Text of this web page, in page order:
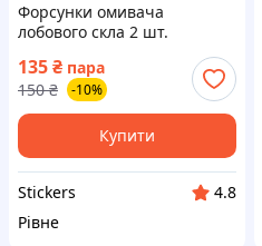
Форсунки омивача
лобового скла 2 шт.
Універсальні. Підійдуть на
більшість моделей авто
135₴ пара
150 ₴ -10%
Купити
Stickers
4.8
Рівне